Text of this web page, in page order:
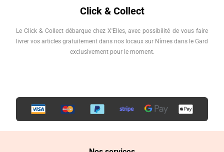
Click & Collect
Le Click & Collect débarque chez X'Elles, avec possibilité de vous faire
livrer vos articles gratuitement dans nos locaux sur Nîmes dans le Gard
exclusivement pour le moment.